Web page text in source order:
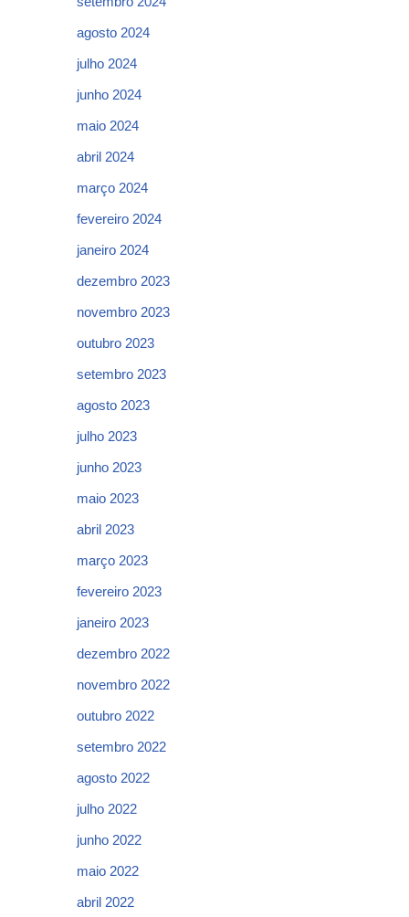
agosto 2024
julho 2024
junho 2024
maio 2024
abril 2024
março 2024
fevereiro 2024
janeiro 2024
dezembro 2023
novembro 2023
outubro 2023
setembro 2023
agosto 2023
julho 2023
junho 2023
maio 2023
abril 2023
março 2023
fevereiro 2023
janeiro 2023
dezembro 2022
novembro 2022
outubro 2022
setembro 2022
agosto 2022
julho 2022
junho 2022
maio 2022
abril 2022